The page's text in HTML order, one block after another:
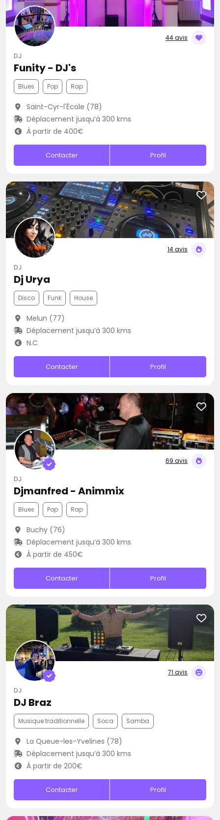
44 avis
DJ
Funity - DJ's
Blues Pop Rap
Saint-Cyr-l'École (78)
Déplacement jusqu’à 300 kms
À partir de 400€
Contacter Profil
14 avis
DJ
Dj Urya
Disco Funk House
Melun (77)
Déplacement jusqu’à 300 kms
N.C
Contacter Profil
69 avis
DJ
Djmanfred - Animmix
Blues Pop Rap
Buchy (76)
Déplacement jusqu’à 300 kms
À partir de 450€
Contacter Profil
71 avis
DJ
DJ Braz
Musique traditionnelle Soca Samba
La Queue-les-Yvelines (78)
Déplacement jusqu’à 300 kms
À partir de 200€
Contacter Profil